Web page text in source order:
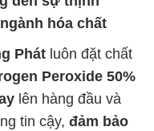
hóa chất
Phát luôn đặt chất
Peroxide 50%
lên hàng đầu và
tin cậy, đảm bảo